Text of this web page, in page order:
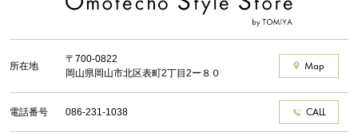
所在地
〒700-0822
岡山県岡山市北区表町2丁目2ー８０
Map
電話番号 086-231-1038 CALL